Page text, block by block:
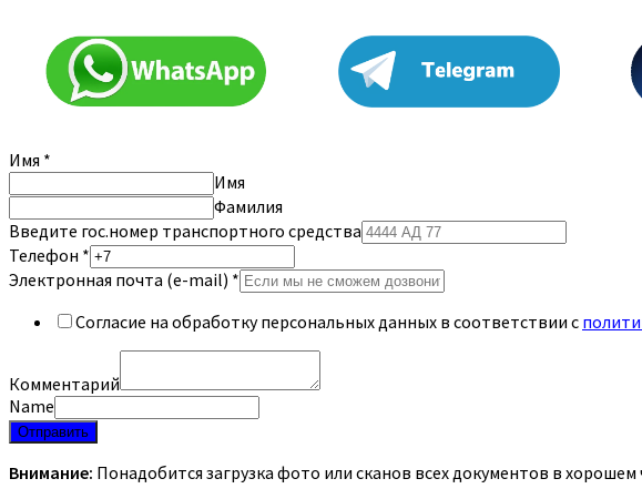
Имя *
Имя
Фамилия
Введите гос.номер транспортного средства
Телефон *
Электронная почта (e-mail) *
Согласие на обработку персональных данных в соответствии с
Комментарий
Name
Отправить
Внимание: Понадобится загрузка фото или сканов всех документов в хорошем